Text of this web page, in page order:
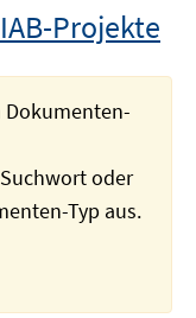
Projekte
Dokumenten-
oder
Typ aus.